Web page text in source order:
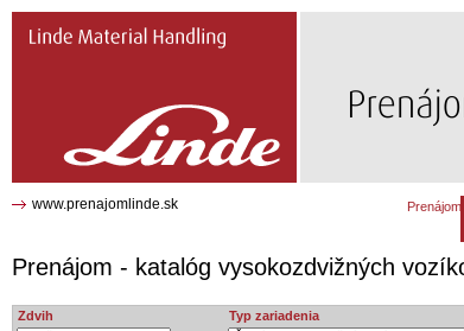
techniky a vysokozdvižných vozíkov
Prenájom - katalóg vysokozdvižných
Zdvih Typ zariadenia
Prenájom
www.prenajomlinde.sk